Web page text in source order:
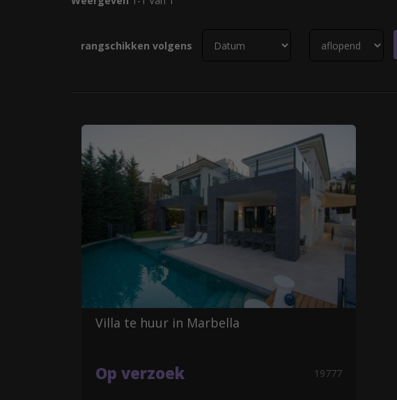
rangschikken volgens
Villa te huur in Marbella
Op verzoek 19777